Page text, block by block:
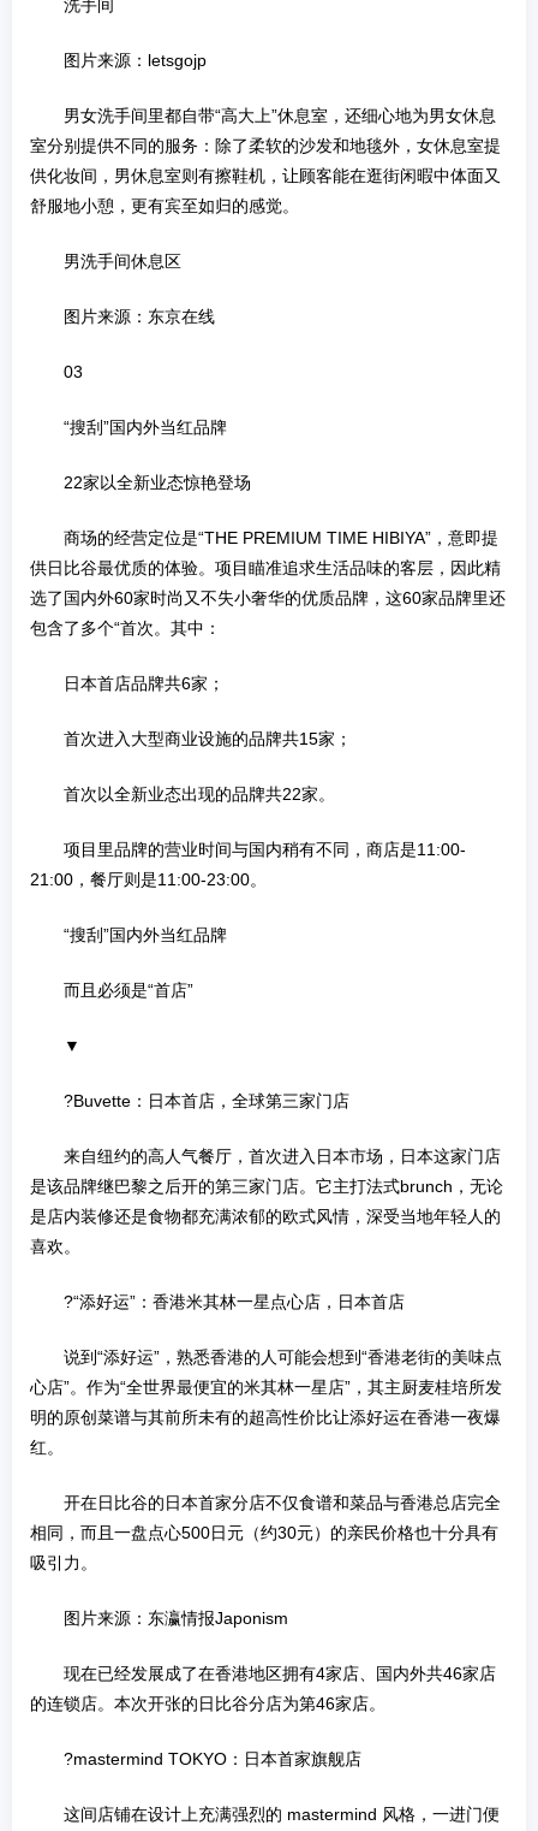
洗手间
图片来源：letsgojp
男女洗手间里都自带“高大上”休息室，还细心地为男女休息
室分别提供不同的服务：除了柔软的沙发和地毯外，女休息室提
供化妆间，男休息室则有擦鞋机，让顾客能在逛街闲暇中体面又
舒服地小憩，更有宾至如归的感觉。
男洗手间休息区
图片来源：东京在线
03
“搜刮”国内外当红品牌
22家以全新业态惊艳登场
商场的经营定位是“THE PREMIUM TIME HIBIYA”，意即提
供日比谷最优质的体验。项目瞄准追求生活品味的客层，因此精
选了国内外60家时尚又不失小奢华的优质品牌，这60家品牌里还
包含了多个“首次。其中：
日本首店品牌共6家；
首次进入大型商业设施的品牌共15家；
首次以全新业态出现的品牌共22家。
项目里品牌的营业时间与国内稍有不同，商店是11:00-
21:00，餐厅则是11:00-23:00。
“搜刮”国内外当红品牌
而且必须是“首店”
▼
?Buvette：日本首店，全球第三家门店
来自纽约的高人气餐厅，首次进入日本市场，日本这家门店
是该品牌继巴黎之后开的第三家门店。它主打法式brunch，无论
是店内装修还是食物都充满浓郁的欧式风情，深受当地年轻人的
喜欢。
?“添好运”：香港米其林一星点心店，日本首店
说到“添好运”，熟悉香港的人可能会想到“香港老街的美味点
心店”。作为“全世界最便宜的米其林一星店”，其主厨麦桂培所发
明的原创菜谱与其前所未有的超高性价比让添好运在香港一夜爆
红。
开在日比谷的日本首家分店不仅食谱和菜品与香港总店完全
相同，而且一盘点心500日元（约30元）的亲民价格也十分具有
吸引力。
图片来源：东瀛情报Japonism
现在已经发展成了在香港地区拥有4家店、国内外共46家店
的连锁店。本次开张的日比谷分店为第46家店。
?mastermind TOKYO：日本首家旗舰店
这间店铺在设计上充满强烈的 mastermind 风格，一进门便